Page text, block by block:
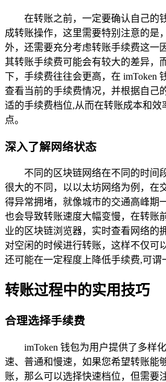
在转账之前，一定要确认自己的
成转账操作，这里需要特别注意的是
外，还需要充分考虑转账手续费这一
其转账手续费可能会有较大的差异，
下，手续费往往会更高，在 imToken
查看当前的手续费情况，并根据自己
适的手续费档位,从而在转账成本和效
点。
深入了解网络状态
不同的区块链网络在不同的时间
很大的不同，以以太坊网络为例，在
得异常拥堵，就像城市的交通高峰期
也会导致转账速度大幅变慢，在转账
业的区块链浏览器，实时查看网络的
对空闲的时候进行转账，这样不仅可
还可能在一定程度上降低手续费,可谓
转账过程中的实用技巧
合理选择手续费
imToken 钱包为用户提供了多样
速、普通和慢速，如果您希望转账能
账，那么可以选择快速档位，但需要